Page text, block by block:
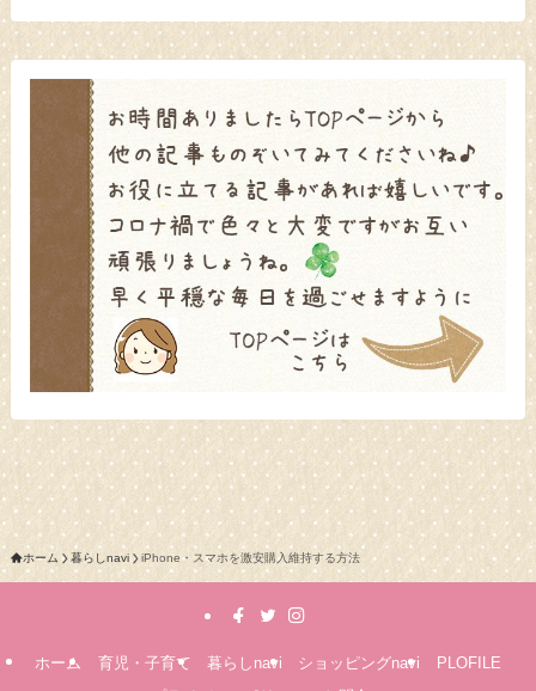
ホーム 暮らしnavi iPhone・スマホを激安購入維持する方法
ホーム 育児・子育て 暮らしnavi ショッピングnavi
PLOFILE